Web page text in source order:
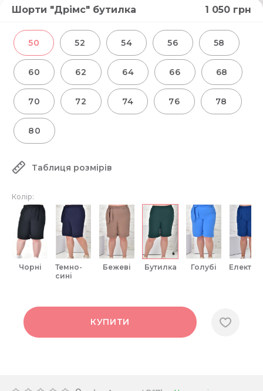
Шорти "Дрімс" бутилка 1 050 грн
50 52 54 56 58
60 62 64 66 68
70 72 74 76 78
80
Таблиця розмірів
Колір:
чорні
темно-
сині
бежеві бутилка голубі
КУПИТИ